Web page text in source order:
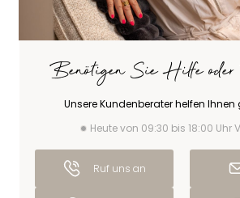
Benötigen Sie Hilfe oder
Unsere Kundenberater helfen Ihnen
Heute von 09:30 bis 18:00 Uhr
Ruf uns an